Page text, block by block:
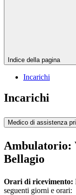
Indice della pagina
Incarichi
Incarichi
Medico di assistenza
Ambulatorio:
Bellagio
Orari di ricevimento:
seguenti giorni e orari: